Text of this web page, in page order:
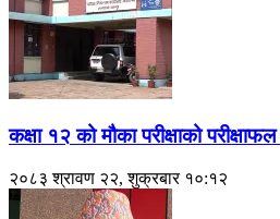
कक्षा १२ को मौका परीक्षाको
२०८३ श्रावण २२, शुक्रबार १०:१२